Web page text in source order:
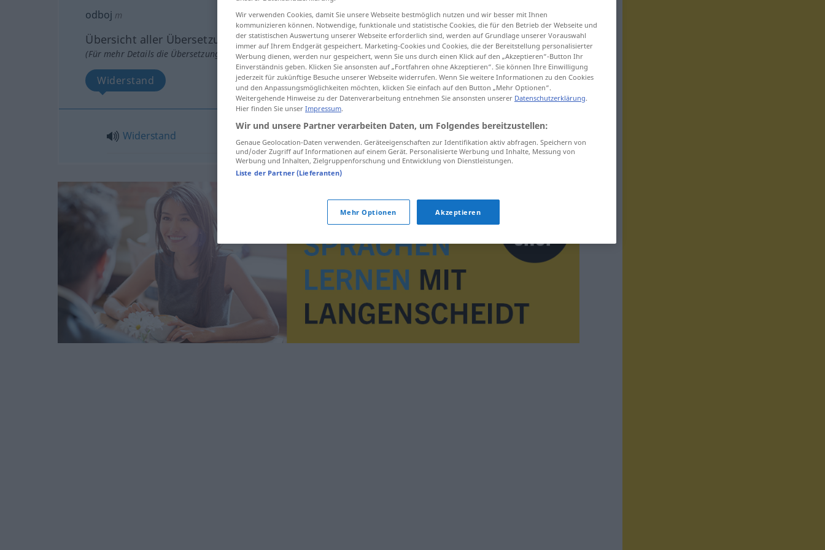
odboj m
Übersicht aller Übersetzungen
(Für mehr Details die Übersetzung anklicken/antippen)
Widerstand
Widerstand
Wir verwenden Cookies, damit Sie unsere Webseite bestmöglich nutzen und wir besser mit Ihnen
kommunizieren können. Notwendige, funktionale und statistische Cookies, die für den Betrieb der Webseite und
der statistischen Auswertung unserer Webseite erforderlich sind, werden auf Grundlage unserer Vorauswahl
immer auf Ihrem Endgerät gespeichert. Marketing-Cookies und Cookies, die der Bereitstellung personalisierter
Werbung dienen, werden nur gespeichert, wenn Sie uns durch einen Klick auf den „Akzeptieren“-Button Ihr
Einverständnis geben. Klicken Sie ansonsten auf „Fortfahren ohne Akzeptieren“. Sie können Ihre Einwilligung
jederzeit für zukünftige Besuche unserer Webseite widerrufen. Wenn Sie weitere Informationen zu den Cookies
und den Anpassungsmöglichkeiten möchten, klicken Sie einfach auf den Button „Mehr Optionen“.
Weitergehende Hinweise zu der Datenverarbeitung entnehmen Sie ansonsten unserer Datenschutzerklärung.
Hier finden Sie unser Impressum.
Wir und unsere Partner verarbeiten Daten, um Folgendes bereitzustellen:
Genaue Geolocation-Daten verwenden. Geräteeigenschaften zur Identifikation aktiv abfragen. Speichern von
und/oder Zugriff auf Informationen auf einem Gerät. Personalisierte Werbung und Inhalte, Messung von
Werbung und Inhalten, Zielgruppenforschung und Entwicklung von Dienstleistungen.
Liste der Partner (Lieferanten)
Mehr Optionen Akzeptieren